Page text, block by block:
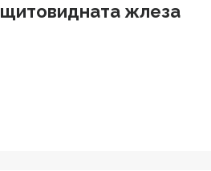
щитовидната жлеза